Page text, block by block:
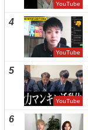
YouTube
4
YouTube
5
YouTube
6